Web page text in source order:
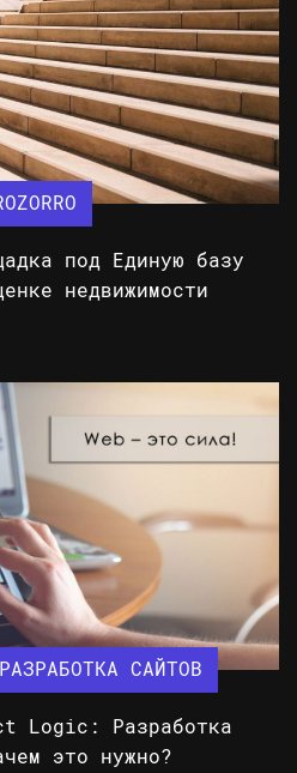
под Единую базу
недвижимости
САЙТОВ
Logic: Разработка
это нужно?